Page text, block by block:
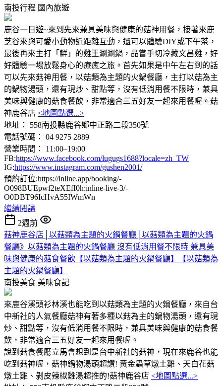
南投行程 國內旅遊
鹿谷一日遊~來到先來兼具美味與健康的菇神用餐，接著來鹿
芝谷來與可愛小動物近距離互動，還可以體驗DIY或下午茶，
最後再來主打「鮮」的雞王涮涮鍋，品嘗手切冷藏文昌雞，好
好體驗一場放鬆身心的療癒之旅。首先如果是中午左右到的話
可以先來菇神用餐，以菇類為主題的火鍋餐廳，主打以菇為主
的鍋物湯頭，還有現炒、甜點等，沒有低消用餐不限時，兼具
美味與健康的菇食餐飲，非常適合三五好友一起來用餐喔。菇
神鹿谷店 <地圖點選...>
地址： 558南投縣鹿谷鄉中正路二段350號
電話號碼： 04 9275 2889
營業時間： 11:00–19:00
FB:https://www.facebook.com/lugugs1688?locale=zh_TW
IG:https://www.instagram.com/gushen2001/
預約訂位:https://inline.app/booking/-
O098BUEpwf2teXEfI0h:inline-live-3/-
O0DBT96IcHvA55IWmWn
繼續閱讀
2週前
菇神鹿谷店│以菇類為主題的火鍋餐廳│以菇類為主題的火鍋
餐廳》以菇類為主題的火鍋餐廳 沒有低消用餐不限時 兼具美
味與健康的菇食餐飲【以菇類為主題的火鍋餐廳】【以菇類為
主題的火鍋餐廳】
南投美食 美味食記
來鹿谷溪頭衫林溪也能吃到以菇類為主題的火鍋餐廳，來自台
中新社的人氣餐廳菇神有著多種以菇為主的鍋物湯頭，還有現
炒、甜點等，沒有低消用餐不限時，兼具美味與健康的菇食餐
飲，非常適合三五好友一起來用餐喔。
說到菇食餐廳立馬會想到是台中新社的菇神，現在來鹿谷也能
吃到菇神喔，菇神鍋物湯頭超讚! 黃金蟲草燉土雞、天白花菇
燉土雞、剝皮辣椒雞湯超推的!菇神鹿谷店 <地圖點選...>